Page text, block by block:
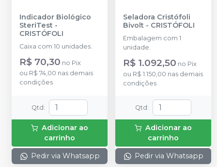
Indicador Biológico
SteriTest -
CRISTÓFOLI
Caixa com 10 unidades.
R$ 70,30 no Pix
ou R$ 74,00 nas demais
condições
Qtd :
Adicionar ao
carrinho
Pedir via Whatsapp
Seladora Cristófoli
Bivolt - CRISTÓFOLI
Embalagem com 1
unidade.
R$ 1.092,50 no Pix
ou R$ 1.150,00 nas demais
condições
Qtd :
Adicionar ao
carrinho
Pedir via Whatsapp